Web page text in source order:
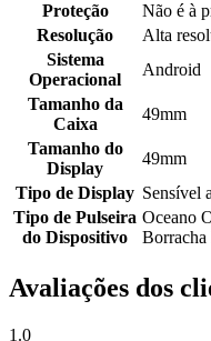
Proteção
Não é à
Resolução
Alta
Sistema
Operacional
Android
Tamanho da
Caixa
49mm
Tamanho do
Display
49mm
Tipo de Display Sensível
Tipo de Pulseira
do Dispositivo
Oceano
Avaliações dos
1.0